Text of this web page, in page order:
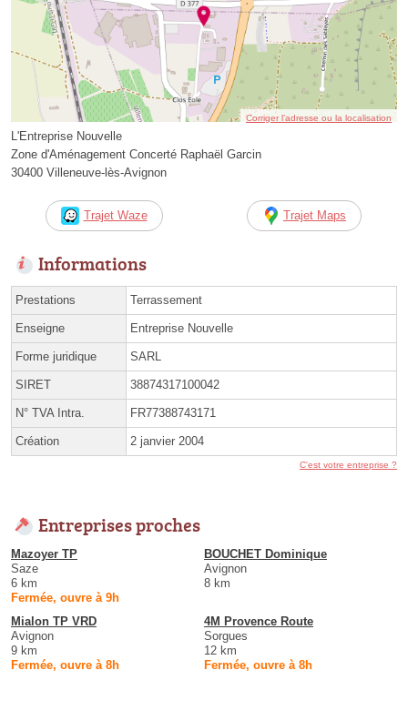
Corriger l’adresse ou la localisation
L'Entreprise Nouvelle
Zone d'Aménagement Concerté Raphaël Garcin
30400 Villeneuve-lès-Avignon
Trajet Waze Trajet Maps
Informations
Prestations Terrassement
Enseigne Entreprise Nouvelle
Forme juridique SARL
SIRET 38874317100042
N° TVA Intra. FR77388743171
Création 2 janvier 2004
C'est votre entreprise ?
Entreprises proches
Mazoyer TP
Saze
6 km
Fermée, ouvre à 9h
BOUCHET Dominique
Avignon
8 km
Mialon TP VRD
Avignon
9 km
Fermée, ouvre à 8h
4M Provence Route
Sorgues
12 km
Fermée, ouvre à 8h